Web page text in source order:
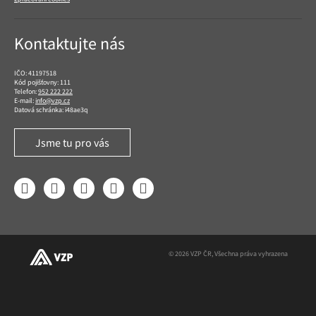
Kontaktujte nás
IČO: 41197518
Kód pojišťovny: 111
Telefon:952 222 222
E-mail:info@vzp.cz
Datová schránka: i48ae3q
Jsme tu pro vás
FacebookLinkedIn YouTube InstagramTwitter
© 2026 VZP ČR, Všechna práva vyhrazena